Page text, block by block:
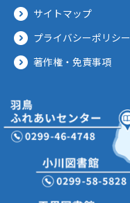
サイトマップ
プライバシーポリシー
著作権・免責事項